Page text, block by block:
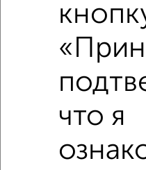
Похожие
Дома недалеко от
что я